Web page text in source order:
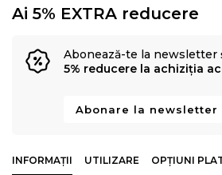
Ai 5% EXTRA reducere
Abonează-te la newsletter
5% reducere la achiziția
Abonare la newsletter
INFORMAȚII UTILIZARE OPȚIUNI